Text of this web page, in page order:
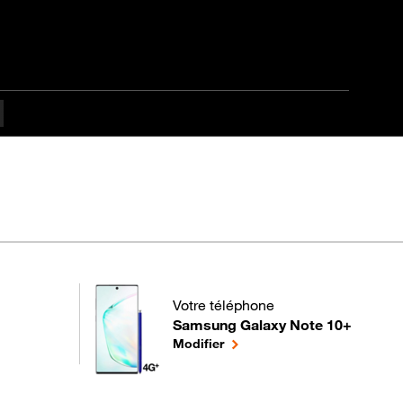
Votre téléphone
Samsung Galaxy Note 10+
pour votre Samsung Galaxy Note 10+
Modifierle téléphone sélectionné